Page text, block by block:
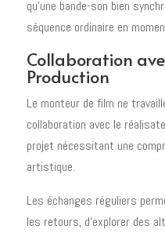
qu'une bande-son bien
séquence ordinaire en
Collaboration
Production
Le monteur de film ne
collaboration avec le
projet nécessitant une
artistique.
Les échanges réguliers
les retours, d'explorer des